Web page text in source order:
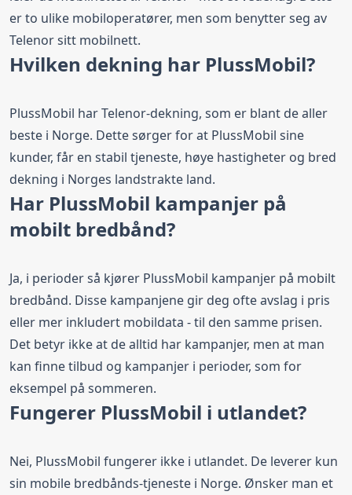
er to ulike mobiloperatører, men som benytter seg av
Telenor sitt mobilnett.
Hvilken dekning har PlussMobil?
PlussMobil har Telenor-dekning, som er blant de aller
beste i Norge. Dette sørger for at PlussMobil sine
kunder, får en stabil tjeneste, høye hastigheter og bred
dekning i Norges landstrakte land.
Har PlussMobil kampanjer på
mobilt bredbånd?
Ja, i perioder så kjører PlussMobil kampanjer på mobilt
bredbånd. Disse kampanjene gir deg ofte avslag i pris
eller mer inkludert mobildata - til den samme prisen.
Det betyr ikke at de alltid har kampanjer, men at man
kan finne tilbud og kampanjer i perioder, som for
eksempel på sommeren.
Fungerer PlussMobil i utlandet?
Nei, PlussMobil fungerer ikke i utlandet. De leverer kun
sin mobile bredbånds-tjeneste i Norge. Ønsker man et